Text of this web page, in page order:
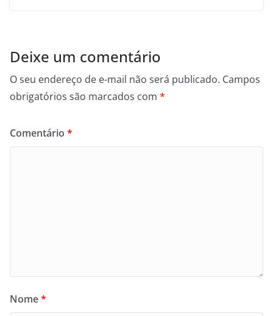
Deixe um comentário
O seu endereço de e-mail não será publicado. Campos
obrigatórios são marcados com *
Comentário *
Nome*